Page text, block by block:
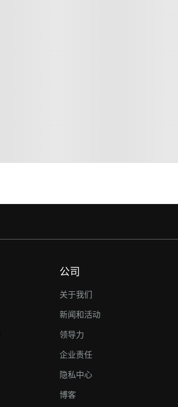
公司
关于我们
新闻和活动
领导力
企业责任
隐私中心
博客